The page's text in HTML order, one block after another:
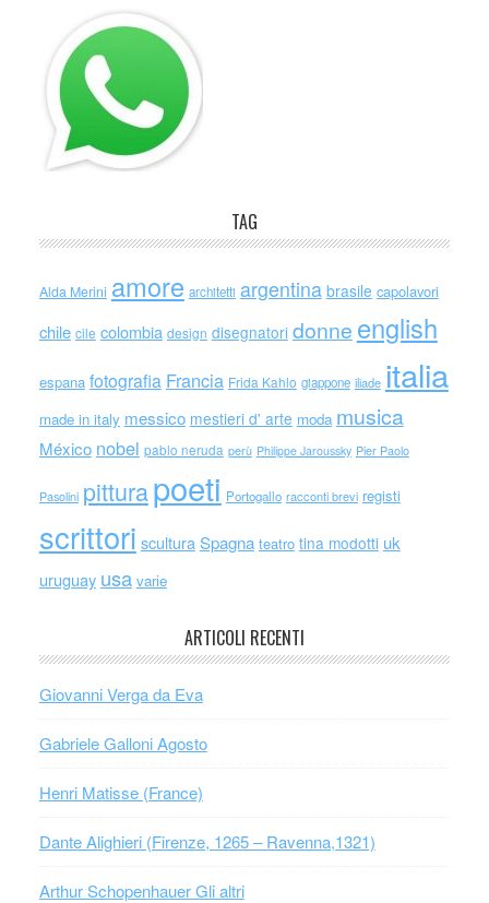
TAG
Alda Merini amore architetti argentina brasile capolavori
chile cile colombia design disegnatori donne english
espana fotografia Francia Frida Kahlo giappone iliade italia
made in italy messico mestieri d' arte moda musica
México nobel pablo neruda perù Philippe Jaroussky Pier Paolo
Pasolini pitturapoeti Portogallo racconti brevi registi
scrittori scultura Spagna teatro tina modotti uk
uruguay usa varie
ARTICOLI RECENTI
Giovanni Verga da Eva
Gabriele Galloni Agosto
Henri Matisse (France)
Dante Alighieri (Firenze, 1265 – Ravenna,1321)
Arthur Schopenhauer Gli altri